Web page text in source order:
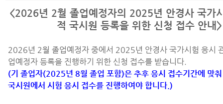
<2026년 2월 졸업예정자의 2025년 안경사 국가
적 국시원 등록을 위한 신청 접수 안내>
2026년 2월 졸업예정자 중에서 2025년 안경사 국가시험 응시
업예정자 등록을 진행하기 위한 신청 접수를 받습니다.
(기 졸업자(2025년 8월 졸업 포함)은 추후 응시 접수기간에 맞
국시원에서 시험 응시 접수를 진행하여야 합니다.)